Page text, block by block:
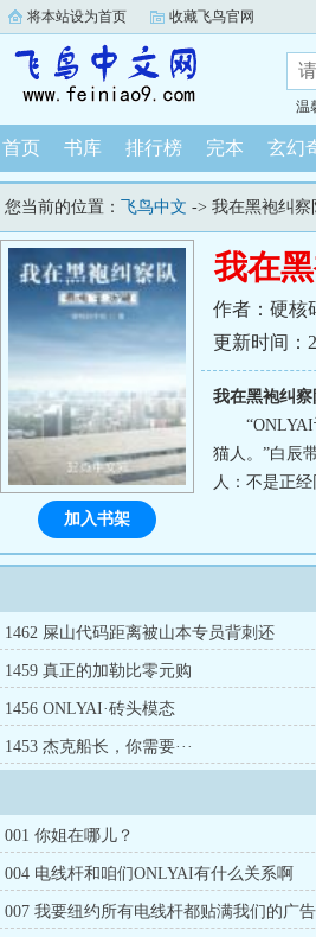
将本站设为首页 收藏飞鸟官网
温
首页 书库 排行榜 完本 玄幻
您当前的位置： 飞鸟中文 -> 我在黑袍纠察
我在
作者：硬核
更新时间：
我在黑袍纠察
猫人。”白辰
人：不是正
加入书架
1462 屎山代码距离被山本专员背刺还
剩：？？：？？：？？
1459 真正的加勒比零元购
1456 ONLYAI·砖头模态
1453 杰克船长，你需要···
001 你姐在哪儿？
004 电线杆和咱们ONLYAI有什么关系啊
007 我要纽约所有电线杆都贴满我们的广告